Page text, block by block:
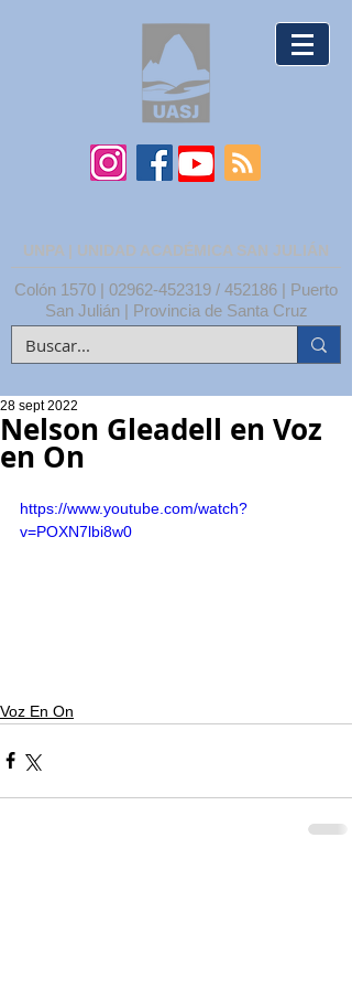
UNPA | UNIDAD ACADÉMICA SAN JULIÁN
Colón 1570 | 02962-452319 / 452186 | Puerto
San Julián | Provincia de Santa Cruz
Nelson Gleadell en Voz
en On
28 sept 2022
https://www.youtube.com/watch?
v=POXN7lbi8w0
Voz En On